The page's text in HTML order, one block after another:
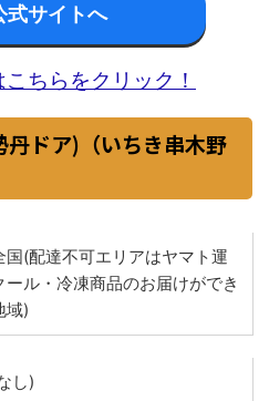
式サイトへ
ちらをクリック！
ドア)（いちき串木野
国(配達不可エリアはヤマト運
ール・冷凍商品のお届けができ
域)
し)